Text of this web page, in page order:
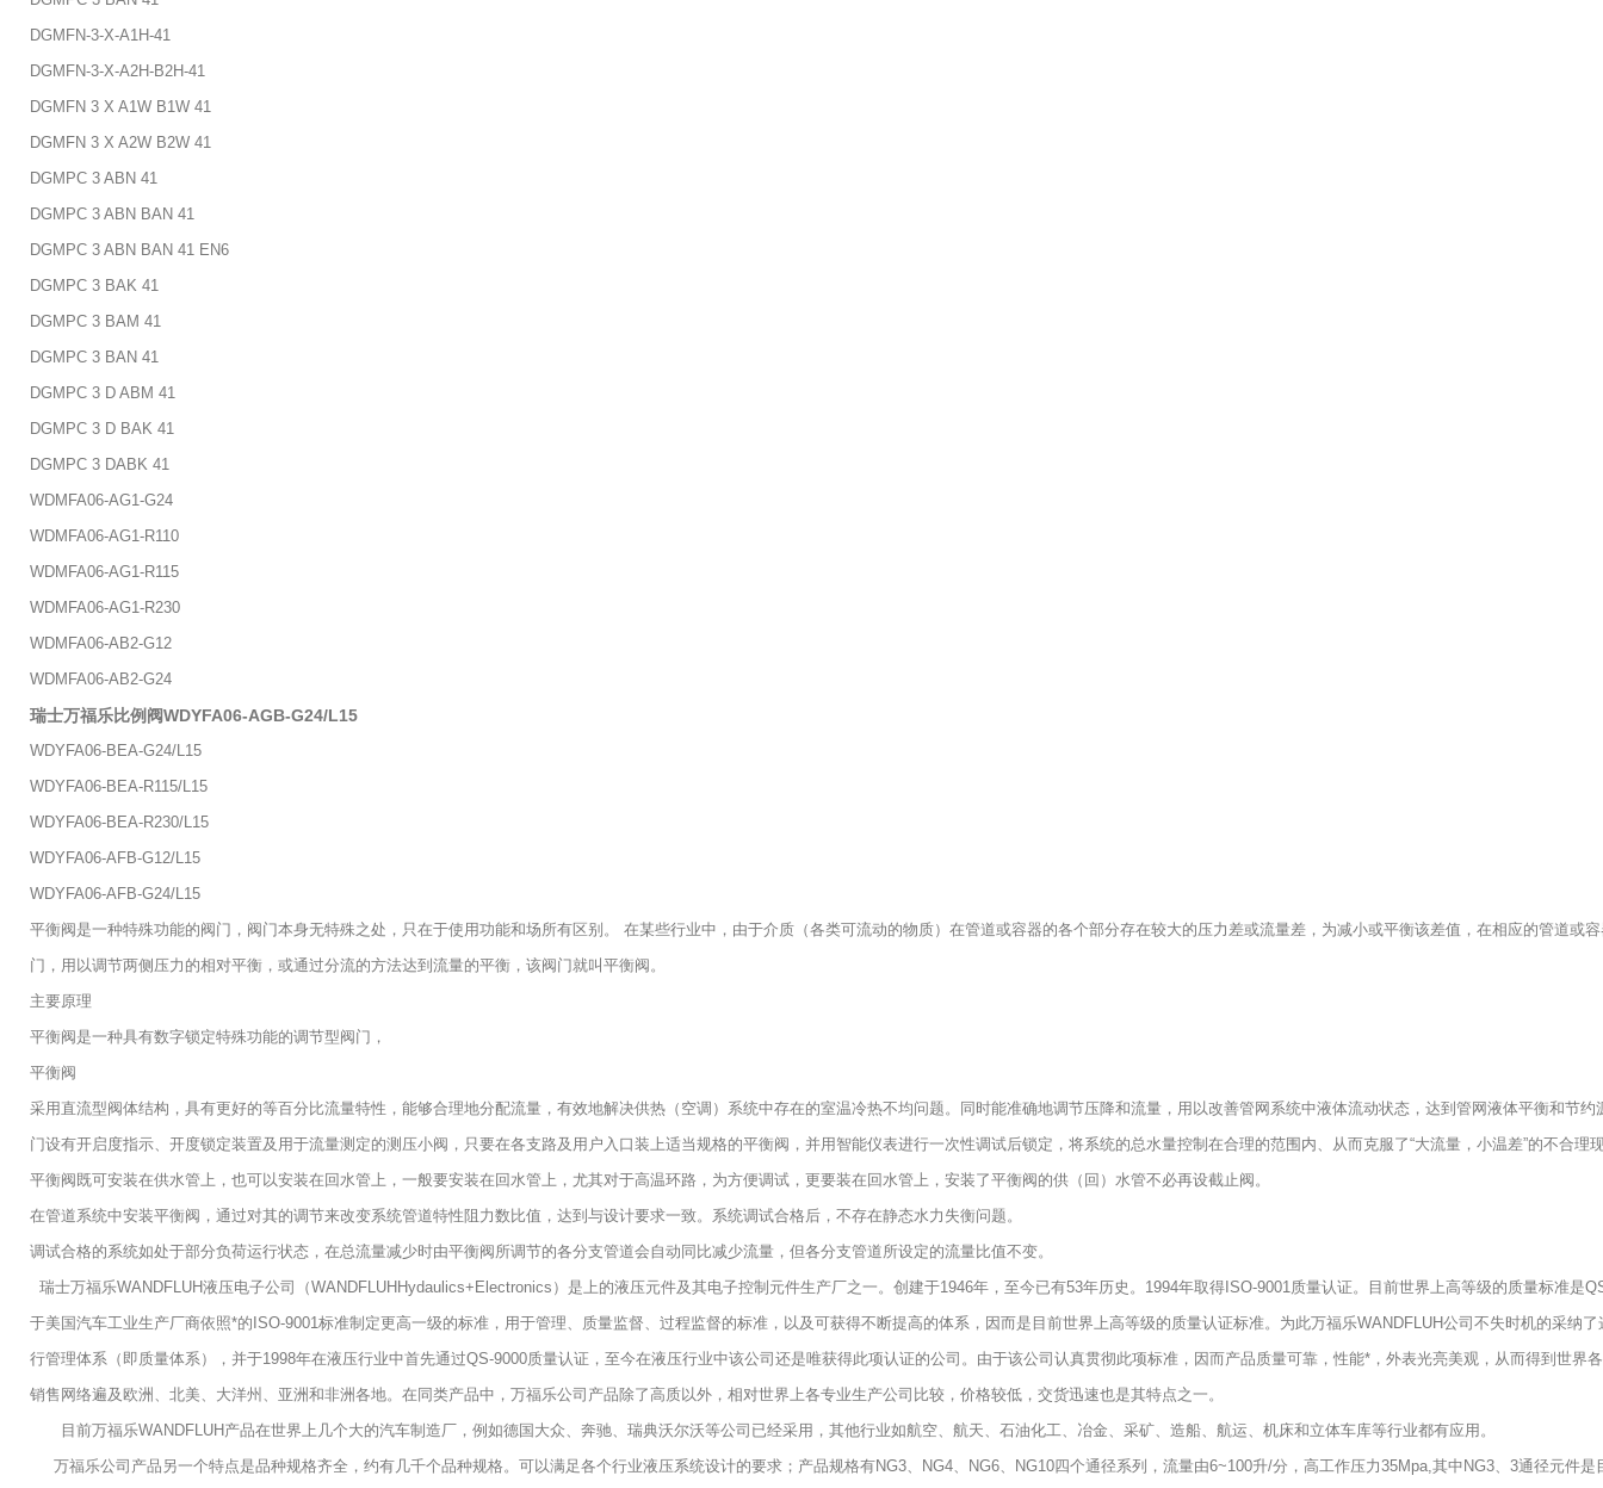
DGMFN-3-X-A1H-41
DGMFN-3-X-A2H-B2H-41
DGMFN 3 X A1W B1W 41
DGMFN 3 X A2W B2W 41
DGMPC 3 ABN 41
DGMPC 3 ABN BAN 41
DGMPC 3 ABN BAN 41 EN6
DGMPC 3 BAK 41
DGMPC 3 BAM 41
DGMPC 3 BAN 41
DGMPC 3 D ABM 41
DGMPC 3 D BAK 41
DGMPC 3 DABK 41
WDMFA06-AG1-G24
WDMFA06-AG1-R110
WDMFA06-AG1-R115
WDMFA06-AG1-R230
WDMFA06-AB2-G12
WDMFA06-AB2-G24
瑞士万福乐比例阀WDYFA06-AGB-G24/L15
WDYFA06-BEA-G24/L15
WDYFA06-BEA-R115/L15
WDYFA06-BEA-R230/L15
WDYFA06-AFB-G12/L15
WDYFA06-AFB-G24/L15
平衡阀是一种特殊功能的阀门，阀门本身无特殊之处，只在于使用功能和场所有区别。 在某些行业中，由于介质（各类可流动的物质）在管道或容器的各个部分存在较大的压力差或流量差，为减小或平衡该差值，在相应的管道或
门，用以调节两侧压力的相对平衡，或通过分流的方法达到流量的平衡，该阀门就叫平衡阀。
主要原理
平衡阀是一种具有数字锁定特殊功能的调节型阀门，
平衡阀
采用直流型阀体结构，具有更好的等百分比流量特性，能够合理地分配流量，有效地解决供热（空调）系统中存在的室温冷热不均问题。同时能准确地调节压降和流量，用以改善管网系统中液体流动状态，达到管网液体平衡和节约
门设有开启度指示、开度锁定装置及用于流量测定的测压小阀，只要在各支路及用户入口装上适当规格的平衡阀，并用智能仪表进行一次性调试后锁定，将系统的总水量控制在合理的范围内、从而克服了“大流量，小温差”的不合理
平衡阀既可安装在供水管上，也可以安装在回水管上，一般要安装在回水管上，尤其对于高温环路，为方便调试，更要装在回水管上，安装了平衡阀的供（回）水管不必再设截止阀。
在管道系统中安装平衡阀，通过对其的调节来改变系统管道特性阻力数比值，达到与设计要求一致。系统调试合格后，不存在静态水力失衡问题。
调试合格的系统如处于部分负荷运行状态，在总流量减少时由平衡阀所调节的各分支管道会自动同比减少流量，但各分支管道所设定的流量比值不变。
瑞士万福乐WANDFLUH液压电子公司（WANDFLUHHydaulics+Electronics）是上的液压元件及其电子控制元件生产厂之一。创建于1946年，至今已有53年历史。1994年取得ISO-9001质量认证。目前世界上高等级的质量标准是
于美国汽车工业生产厂商依照*的ISO-9001标准制定更高一级的标准，用于管理、质量监督、过程监督的标准，以及可获得不断提高的体系，因而是目前世界上高等级的质量认证标准。为此万福乐WANDFLUH公司不失时机的采纳
行管理体系（即质量体系），并于1998年在液压行业中首先通过QS-9000质量认证，至今在液压行业中该公司还是唯获得此项认证的公司。由于该公司认真贯彻此项标准，因而产品质量可靠，性能*，外表光亮美观，从而得到世界
销售网络遍及欧洲、北美、大洋州、亚洲和非洲各地。在同类产品中，万福乐公司产品除了高质以外，相对世界上各专业生产公司比较，价格较低，交货迅速也是其特点之一。
目前万福乐WANDFLUH产品在世界上几个大的汽车制造厂，例如德国大众、奔驰、瑞典沃尔沃等公司已经采用，其他行业如航空、航天、石油化工、冶金、采矿、造船、航运、机床和立体车库等行业都有应用。
万福乐公司产品另一个特点是品种规格齐全，约有几千个品种规格。可以满足各个行业液压系统设计的要求；产品规格有NG3、NG4、NG6、NG10四个通径系列，流量由6~100升/分，高工作压力35Mpa,其中NG3、3通径元件是